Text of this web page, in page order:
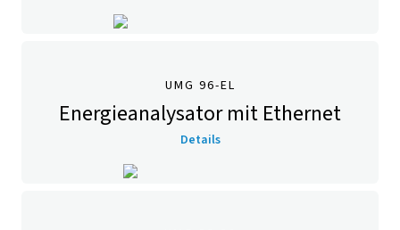
UMG 96-EL
Energieanalysator mit Ethernet
Details